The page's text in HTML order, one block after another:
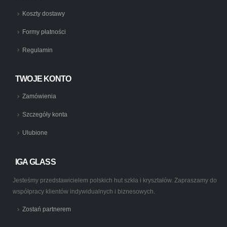
Koszty dostawy
Formy płatności
Regulamin
TWOJE KONTO
Zamówienia
Szczegóły konta
Ulubione
IGA GLASS
Jesteśmy przedstawicielem polskich hut szkła i kryształów. Zapraszamy do
współpracy klientów indywidualnych i biznesowych.
Zostań partnerem